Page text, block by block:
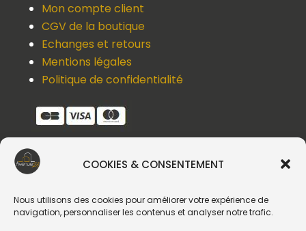
COOKIES & CONSENTEMENT
Nous utilisons des cookies pour améliorer votre expérience de
navigation, personnaliser les contenus et analyser notre trafic.
Mon compte client
CGV de la boutique
Echanges et retours
Mentions légales
Politique de confidentialité
Une question, un devis, un souci ?
Contactez-nous !